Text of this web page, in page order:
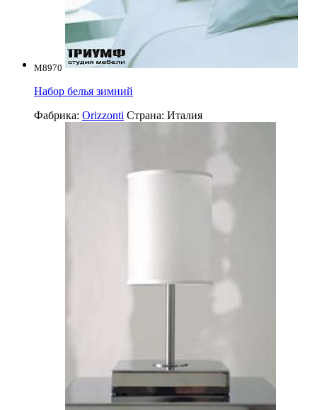
M8970
Набор белья зимний
Фабрика: Orizzonti Страна: Италия